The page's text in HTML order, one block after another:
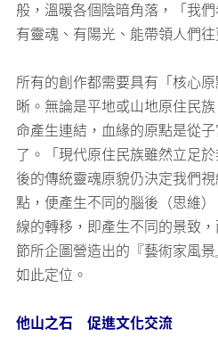
般，溫暖各個陰暗角落，「我
有靈魂、有陽光、能帶領人們往
所有的創作都需要具有「核心
晰。無論是平地或山地原住民
命產生連結，血緣的原點是從
了。「現代原住民族雖然立足
後的傳統靈魂原貌仍決定我們
點，便產生不同的腦後（思維
線的轉移，即產生不同的景致
節所企圖營造出的『藝術家風
如此定位。
他山之石 促進文化交流